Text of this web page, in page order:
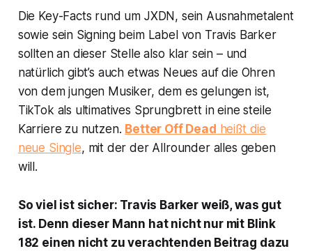
Die Key-Facts rund um JXDN, sein Ausnahmetalent
sowie sein Signing beim Label von Travis Barker
sollten an dieser Stelle also klar sein – und
natürlich gibt’s auch etwas Neues auf die Ohren
von dem jungen Musiker, dem es gelungen ist,
TikTok als ultimatives Sprungbrett in eine steile
Karriere zu nutzen. Better Off Dead heißt die
neue Single, mit der der Allrounder alles geben
will.
So viel ist sicher: Travis Barker weiß, was gut
ist. Denn dieser Mann hat nicht nur mit Blink
182 einen nicht zu verachtenden Beitrag dazu